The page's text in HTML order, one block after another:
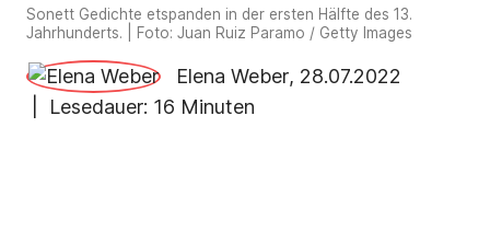
Sonett Gedichte etspanden in der ersten Hälfte des 13.
Jahrhunderts. | Foto: Juan Ruiz Paramo / Getty Images
Elena Weber, 28.07.2022
| Lesedauer: 16 Minuten